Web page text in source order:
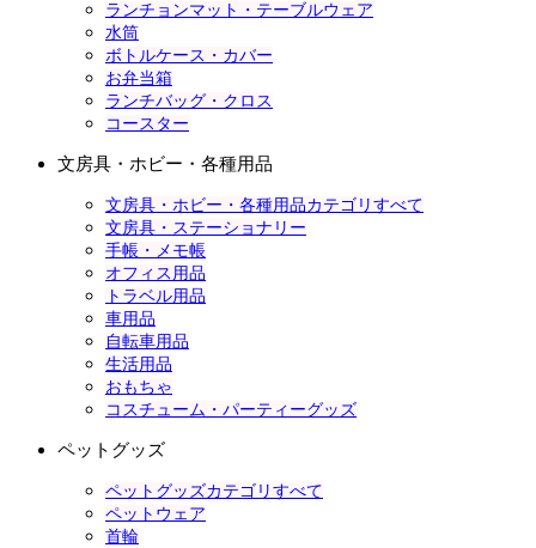
ランチョンマット・テーブルウェア
水筒
ボトルケース・カバー
お弁当箱
ランチバッグ・クロス
コースター
文房具・ホビー・各種用品
文房具・ホビー・各種用品カテゴリすべて
文房具・ステーショナリー
手帳・メモ帳
オフィス用品
トラベル用品
車用品
自転車用品
生活用品
おもちゃ
コスチューム・パーティーグッズ
ペットグッズ
ペットグッズカテゴリすべて
ペットウェア
首輪